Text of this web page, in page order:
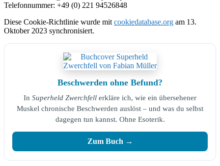
Telefonnummer: +49 (0) 221 94526848
Diese Cookie-Richtlinie wurde mit cookiedatabase.org am 13.
Oktober 2023 synchronisiert.
Beschwerden ohne Befund?
In Superheld Zwerchfell erkläre ich, wie ein übersehener
Muskel chronische Beschwerden auslöst – und was du selbst
dagegen tun kannst. Ohne Esoterik.
Zum Buch →